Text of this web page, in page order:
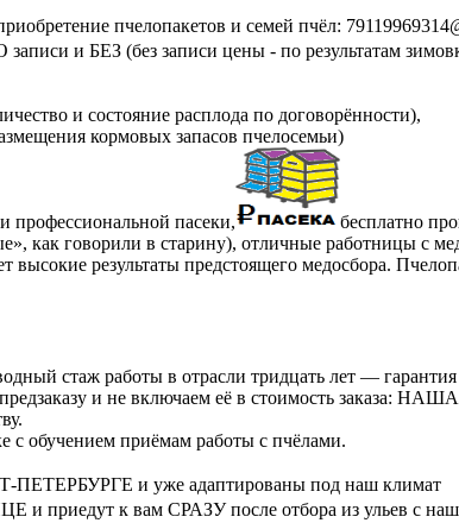
пчелопакетов и семей пчёл:
и БЕЗ (без записи цены - по результатам
и состояние расплода по договорённости),
кормовых запасов пчелосемьи)
профессиональной пасеки,
бесплатно
как говорили в старину), отличные работницы с
высокие результаты предстоящего медосбора.
стаж работы в отрасли тридцать лет —
предзаказу и не включаем её в стоимость заказа:
с обучением приёмам работы с пчёлами.
и уже адаптированы под наш климат
к вам СРАЗУ после отбора из ульев с